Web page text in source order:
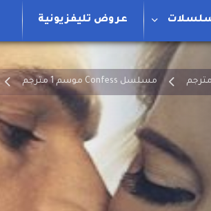
عروض تليفزيونية
مسلسل Confess موسم 1 مترجم